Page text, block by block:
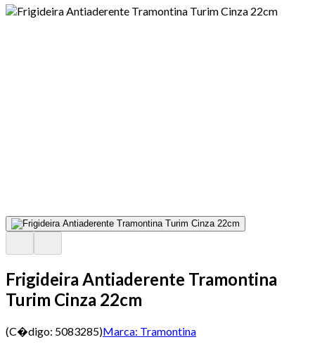
Frigideira Antiaderente Tramontina
Turim Cinza 22cm
(C�digo: 5083285)Marca: Tramontina